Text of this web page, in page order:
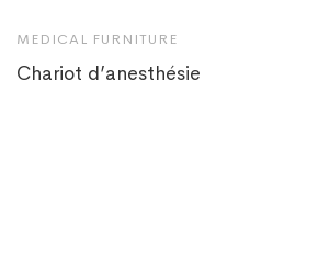
MEDICAL FURNITURE
Chariot d’anesthésie